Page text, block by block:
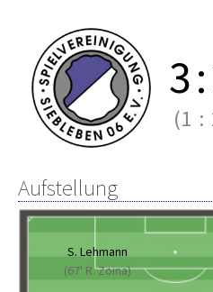
3:
(1 :
Aufstellung
S. Lehmann
(67' R. Zoina)